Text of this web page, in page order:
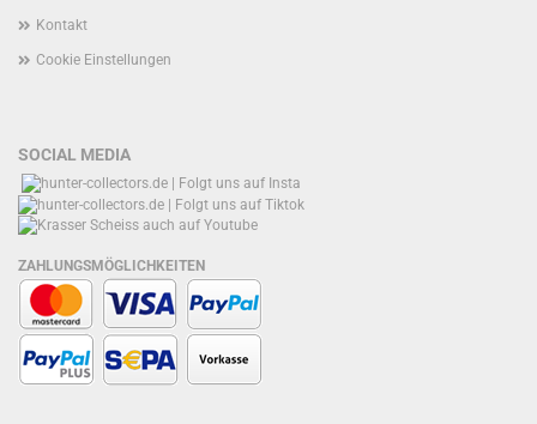
Kontakt
Cookie Einstellungen
SOCIAL MEDIA
ZAHLUNGSMÖGLICHKEITEN